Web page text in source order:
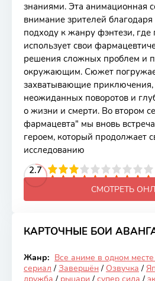
знаниями. Эта анимационная
внимание зрителей
подходу к жанру фэнтези, где
использует свои
решения сложных проблем и
окружающим. Сюжет
захватывающие
неожиданных поворотов и
о жизни и смерти. Во втором
фармацевта" мы вновь
героем, который продолжает
исследованию
2.7
4 5 6 7 8 9 10
СМОТРЕТЬ
КАРТОЧНЫЕ БОИ
Закончен
7.03
Жанр: Все аниме в одном
сериал / Завершён / Озвучка /